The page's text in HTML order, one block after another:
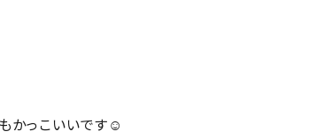
かっこいいです☺️